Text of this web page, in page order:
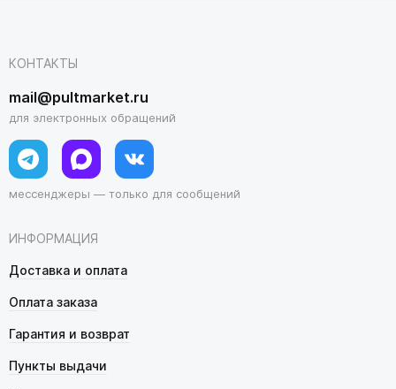
ИНФОРМАЦИЯ
Доставка и оплата
Оплата заказа
Гарантия и возврат
Пункты выдачи
КОНТАКТЫ
mail@pultmarket.ru
для электронных обращений
мессенджеры — только для сообщений